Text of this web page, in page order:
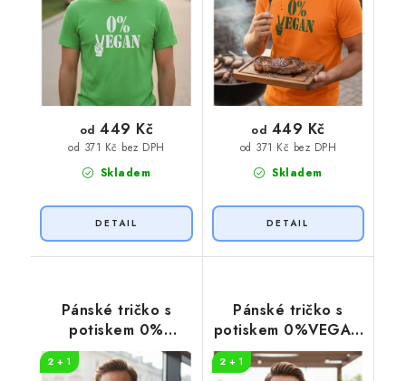
Skladem
od 371 Kč bez DPH
od 449 Kč
Skladem
od 371 Kč bez DPH
od 449 Kč
Pánské tričko s
potiskem 0%
VEGAN oranžový
potisk
2 + 1
Pánské tričko s
potiskem 0%VEGAN
černý potisk
2 + 1